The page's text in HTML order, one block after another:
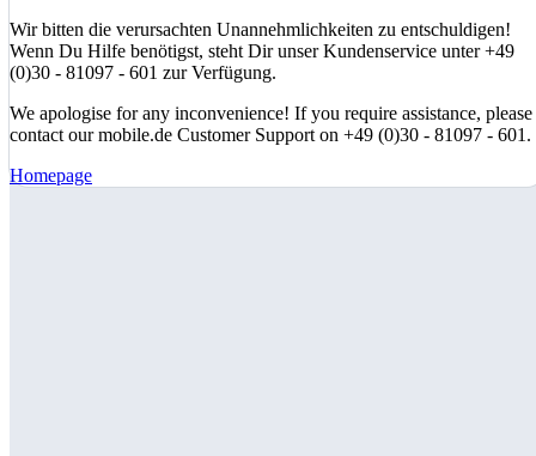
Wir bitten die verursachten Unannehmlichkeiten zu entschuldigen!
Wenn Du Hilfe benötigst, steht Dir unser Kundenservice unter +49
(0)30 - 81097 - 601 zur Verfügung.
We apologise for any inconvenience! If you require assistance, please
contact our mobile.de Customer Support on +49 (0)30 - 81097 - 601.
Homepage